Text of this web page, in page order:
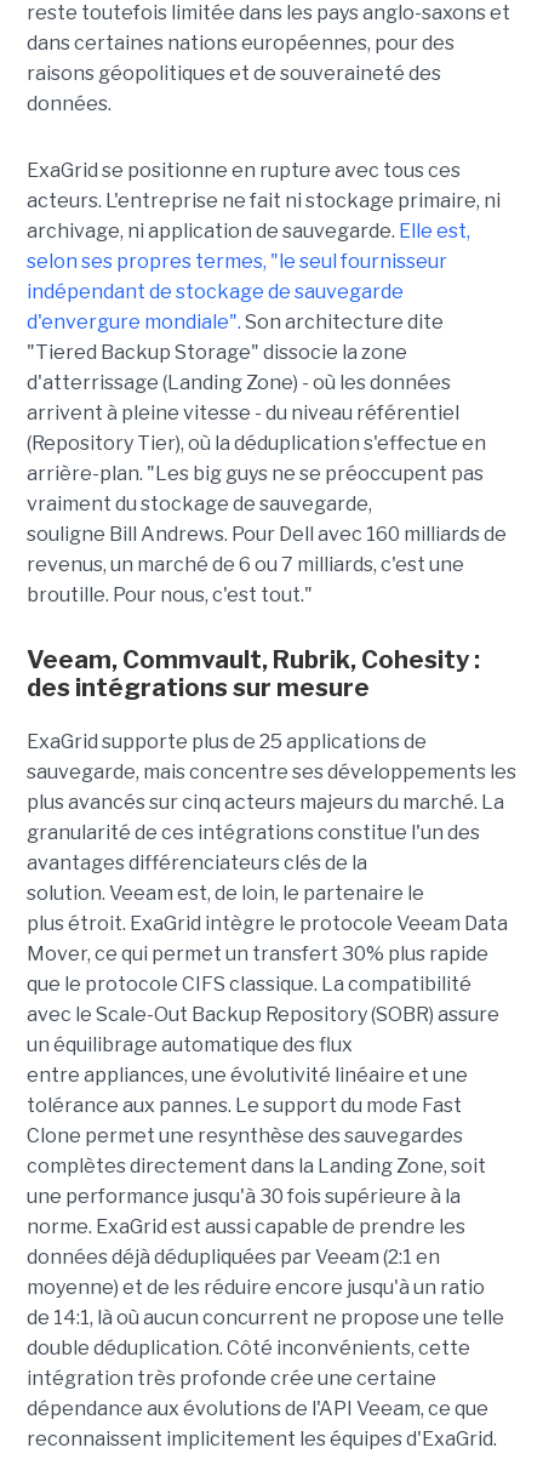
reste toutefois limitée dans les pays anglo-saxons et
dans certaines nations européennes, pour des
raisons géopolitiques et de souveraineté des
données.
ExaGrid se positionne en rupture avec tous ces
acteurs. L'entreprise ne fait ni stockage primaire, ni
archivage, ni application de sauvegarde. Elle est,
selon ses propres termes, "le seul fournisseur
indépendant de stockage de sauvegarde
d'envergure mondiale". Son architecture dite
"Tiered Backup Storage" dissocie la zone
d'atterrissage (Landing Zone) - où les données
arrivent à pleine vitesse - du niveau référentiel
(Repository Tier), où la déduplication s'effectue en
arrière-plan. "Les big guys ne se préoccupent pas
vraiment du stockage de sauvegarde,
souligne Bill Andrews. Pour Dell avec 160 milliards de
revenus, un marché de 6 ou 7 milliards, c'est une
broutille. Pour nous, c'est tout."
Veeam, Commvault, Rubrik, Cohesity :
des intégrations sur mesure
ExaGrid supporte plus de 25 applications de
sauvegarde, mais concentre ses développements les
plus avancés sur cinq acteurs majeurs du marché. La
granularité de ces intégrations constitue l'un des
avantages différenciateurs clés de la
solution. Veeam est, de loin, le partenaire le
plus étroit. ExaGrid intègre le protocole Veeam Data
Mover, ce qui permet un transfert 30% plus rapide
que le protocole CIFS classique. La compatibilité
avec le Scale-Out Backup Repository (SOBR) assure
un équilibrage automatique des flux
entre appliances, une évolutivité linéaire et une
tolérance aux pannes. Le support du mode Fast
Clone permet une resynthèse des sauvegardes
complètes directement dans la Landing Zone, soit
une performance jusqu'à 30 fois supérieure à la
norme. ExaGrid est aussi capable de prendre les
données déjà dédupliquées par Veeam (2:1 en
moyenne) et de les réduire encore jusqu'à un ratio
de 14:1, là où aucun concurrent ne propose une telle
double déduplication. Côté inconvénients, cette
intégration très profonde crée une certaine
dépendance aux évolutions de l'API Veeam, ce que
reconnaissent implicitement les équipes d'ExaGrid.